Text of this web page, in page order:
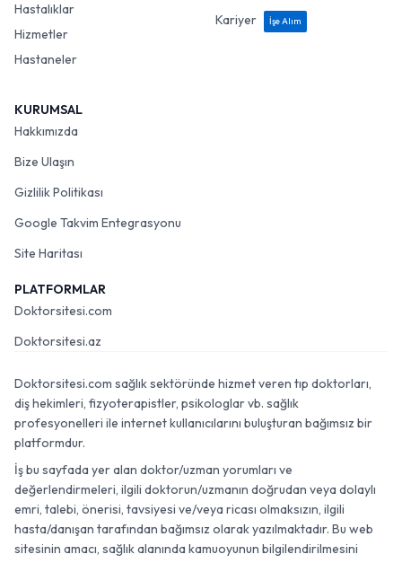
Hastalıklar
Hizmetler
Hastaneler
Kariyer
İşe Alım
KURUMSAL
Hakkımızda
Bize Ulaşın
Gizlilik Politikası
Google Takvim Entegrasyonu
Site Haritası
PLATFORMLAR
Doktorsitesi.com
Doktorsitesi.az
Doktorsitesi.com sağlık sektöründe hizmet veren tıp doktorları,
diş hekimleri, fizyoterapistler, psikologlar vb. sağlık
profesyonelleri ile internet kullanıcılarını buluşturan bağımsız bir
platformdur.
İş bu sayfada yer alan doktor/uzman yorumları ve
değerlendirmeleri, ilgili doktorun/uzmanın doğrudan veya dolaylı
emri, talebi, önerisi, tavsiyesi ve/veya ricası olmaksızın, ilgili
hasta/danışan tarafından bağımsız olarak yazılmaktadır. Bu web
sitesinin amacı, sağlık alanında kamuoyunun bilgilendirilmesini